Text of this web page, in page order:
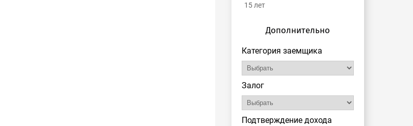
15 лет
Дополнительно
Категория заемщика
Залог
Подтверждение дохода